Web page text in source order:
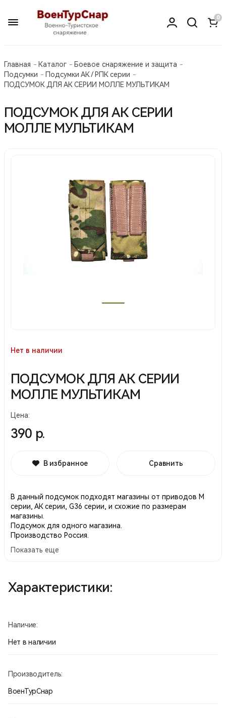
0
Главная Каталог
Боевое снаряжение и защита
Подсумки
Подсумки АК / РПК серии
ПОДСУМОК ДЛЯ АК СЕРИИ МОЛЛЕ МУЛЬТИКАМ
ПОДСУМОК ДЛЯ АК СЕРИИ
МОЛЛЕ МУЛЬТИКАМ
Нет в наличии
ПОДСУМОК ДЛЯ АК СЕРИИ
МОЛЛЕ МУЛЬТИКАМ
Цена:
390 р.
В избранное Сравнить
В данный подсумок подходят магазины от приводов М
серии, АК серии, G36 серии, и схожие по размерам
магазины.
Подсумок для одного магазина.
Производство Россия.
Показать еще
Характеристики:
Наличие:
Нет в наличии
Производитель:
ВоенТурСнар